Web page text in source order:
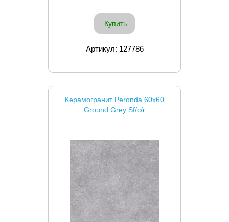
Купить
Артикул: 127786
Керамогранит Peronda 60x60
Ground Grey Sf/c/r